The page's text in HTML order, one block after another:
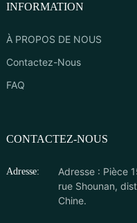
INFORMATION
À PROPOS DE NOUS
Contactez-Nous
FAQ
CONTACTEZ-NOUS
Adresse:
Adresse : Pièce
rue Shounan,
Chine.